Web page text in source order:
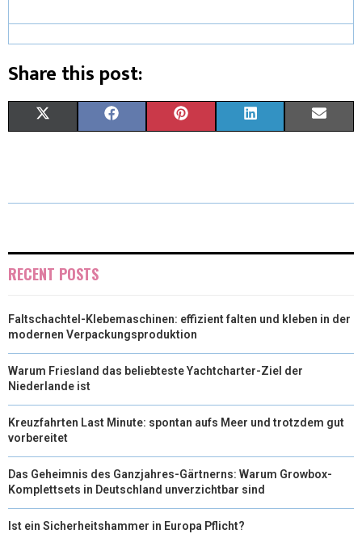
Share this post:
W
E
)
E
K
T
S
K
N
I
RECENT POSTS
Faltschachtel-Klebemaschinen: effizient falten und kleben in der
modernen Verpackungsproduktion
Warum Friesland das beliebteste Yachtcharter-Ziel der
Niederlande ist
Kreuzfahrten Last Minute: spontan aufs Meer und trotzdem gut
vorbereitet
Das Geheimnis des Ganzjahres-Gärtnerns: Warum Growbox-
Komplettsets in Deutschland unverzichtbar sind
Ist ein Sicherheitshammer in Europa Pflicht?